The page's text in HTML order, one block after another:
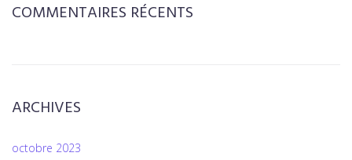
COMMENTAIRES RÉCENTS
ARCHIVES
octobre 2023